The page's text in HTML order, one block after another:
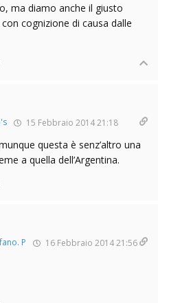
ma diamo anche il giusto
cognizione di causa dalle
15 Febbraio 2014 21:18
questa è senz’altro una
a quella dell’Argentina.
P 16 Febbraio 2014 21:56